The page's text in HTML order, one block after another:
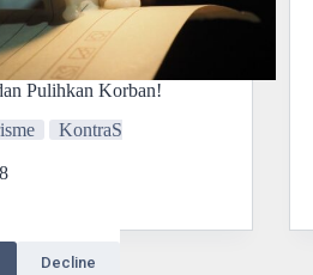
Decline
Pulihkan Korban!
KontraS